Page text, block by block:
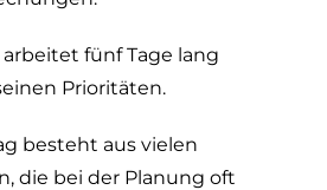
fünf Tage lang
Prioritäten.
besteht aus vielen
die bei der Planung oft